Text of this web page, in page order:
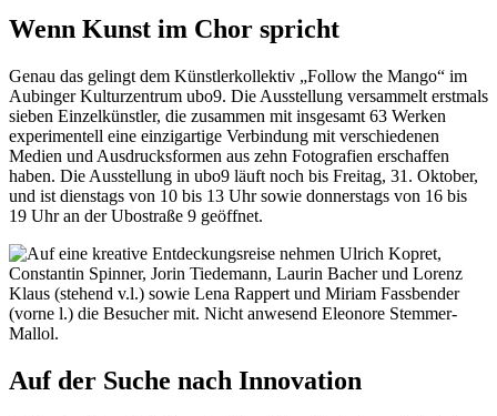
Wenn Kunst im Chor spricht
Genau das gelingt dem Künstlerkollektiv „Follow the Mango“ im
Aubinger Kulturzentrum ubo9. Die Ausstellung versammelt erstmals
sieben Einzelkünstler, die zusammen mit insgesamt 63 Werken
experimentell eine einzigartige Verbindung mit verschiedenen
Medien und Ausdrucksformen aus zehn Fotografien erschaffen
haben. Die Ausstellung in ubo9 läuft noch bis Freitag, 31. Oktober,
und ist dienstags von 10 bis 13 Uhr sowie donnerstags von 16 bis
19 Uhr an der Ubostraße 9 geöffnet.
Auf der Suche nach Innovation